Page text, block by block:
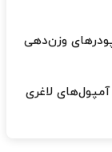
وزن‌دهی
لاغری